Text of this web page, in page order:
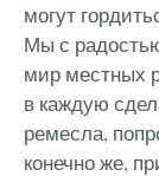
могут
Мы с
мир местных
в каждую
ремесла,
конечно же,